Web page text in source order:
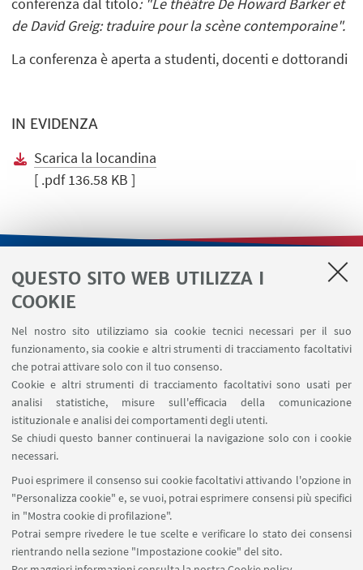
QUESTO SITO WEB UTILIZZA I
COOKIE
Nel nostro sito utilizziamo sia cookie tecnici necessari per il suo
funzionamento, sia cookie e altri strumenti di tracciamento facoltativi
che potrai attivare solo con il tuo consenso.
Cookie e altri strumenti di tracciamento facoltativi sono usati per
analisi statistiche, misure sull'efficacia della comunicazione
istituzionale e analisi dei comportamenti degli utenti.
Se chiudi questo banner continuerai la navigazione solo con i cookie
necessari.
Puoi esprimere il consenso sui cookie facoltativi attivando l'opzione in
"Personalizza cookie" e, se vuoi, potrai esprimere consensi più specifici
in "Mostra cookie di profilazione".
Potrai sempre rivedere le tue scelte e verificare lo stato dei consensi
rientrando nella sezione "Impostazione cookie" del sito.
de David Greig: traduire pour la scène contemporaine".
La conferenza è aperta a studenti, docenti e dottorandi
IN EVIDENZA
Scarica la locandina
[ .pdf 136.58 KB ]
LINK UTILI
Area riservata
Area DIT
SEGUI IL DIPARTIMENTO SU:
SEGUI UNIBO SU:
APP: